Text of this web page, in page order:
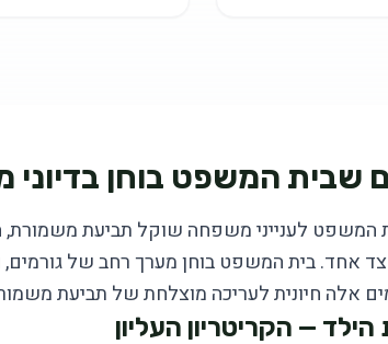
שבית המשפט בוחן
המשפט לענייני משפחה שוקל תביעת משמורת,
אחד. בית המשפט בוחן מערך רחב של
אלה חיונית לעריכה מוצלחת של תביעת